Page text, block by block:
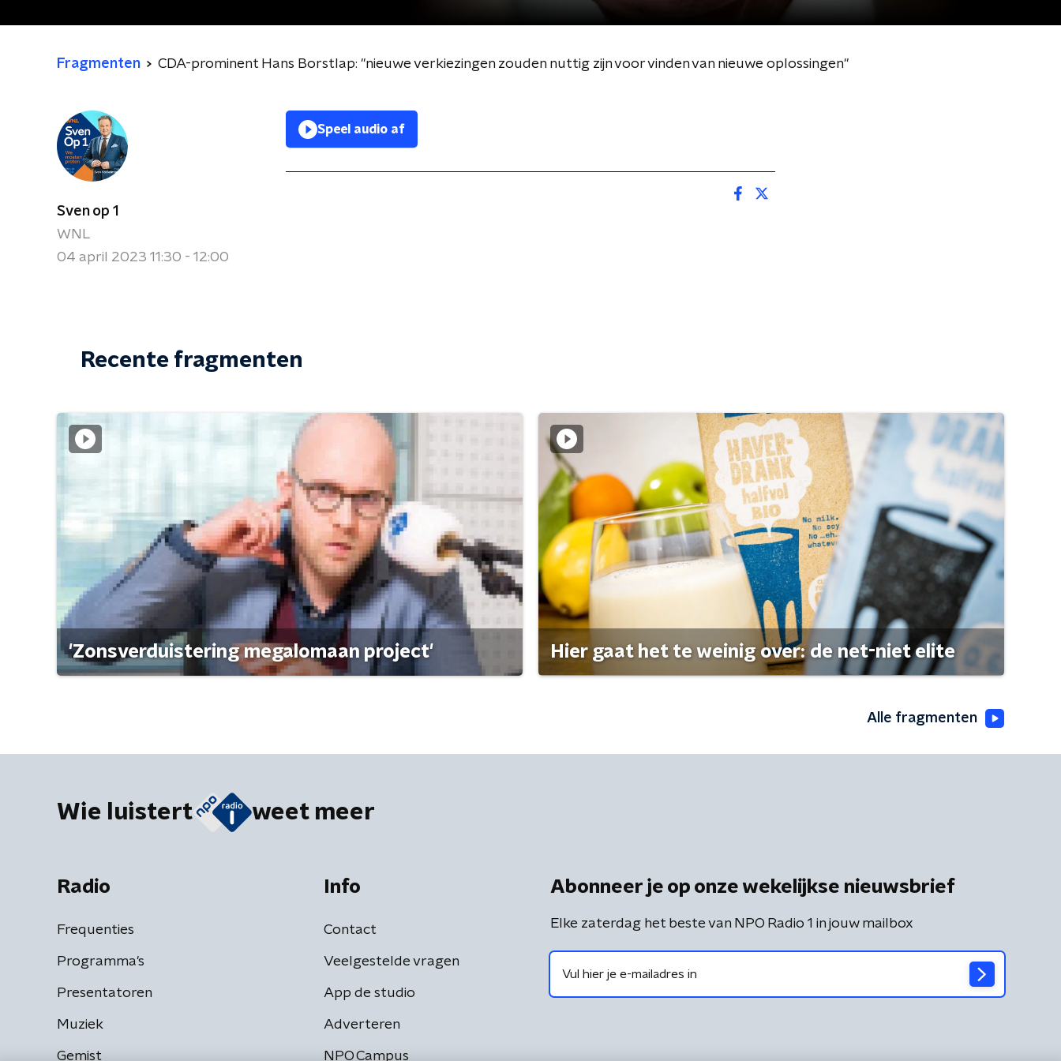
Fragmenten CDA-prominent Hans Borstlap: "nieuwe verkiezingen zouden nuttig zijn voor vinden van nieuwe oplossingen"
Sven op 1
WNL
04 april 2023 11:30 - 12:00
Speel audio af
Recente fragmenten
'Zonsverduistering megalomaan project' Hier gaat het te weinig over: de net-niet elite
Alle fragmenten
Wie luistert weet meer
Radio
Frequenties
Programma's
Presentatoren
Muziek
Gemist
Info
Contact
Veelgestelde vragen
App de studio
Adverteren
NPO Campus
Abonneer je op onze wekelijkse nieuwsbrief
Elke zaterdag het beste van NPO Radio 1 in jouw mailbox